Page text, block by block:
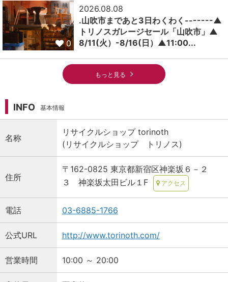
0
2026.08.08
.山吹市まであと3日わくわく-------▲
トリノスガレージセール「山吹市」▲
8/11(火）-8/16(日）▲11:00...
もっと見る
INFO 基本情報
名称
リサイクルショップ torinoth
(リサイクルショップ トリノス)
住所
〒162-0825 東京都新宿区神楽坂６－２
３ 神楽坂太田ビル１F
アクセス
電話 03-6885-1766
公式URL http://www.torinoth.com/
営業時間 10:00 ～ 20:00